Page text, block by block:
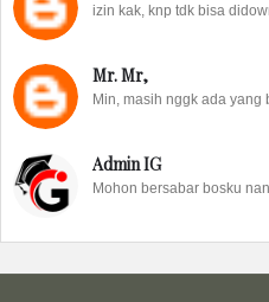
izin kak, knp tdk bisa
Mr. Mr,
Min, masih nggk ada
Admin IG
Mohon bersabar bosku